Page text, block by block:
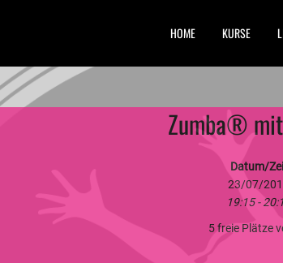
HOME KURSE
Zumba®
Datum/
23/07/
19:15 -
5 freie Plätze